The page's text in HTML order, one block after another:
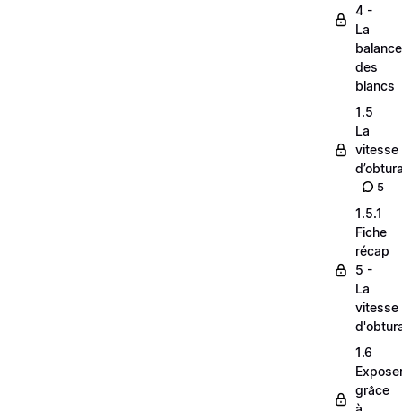
4 -
La
balance
des
blancs
1.5
La
vitesse
5
1.5.1
Fiche
récap
5 -
La
vitesse
1.6
grâce